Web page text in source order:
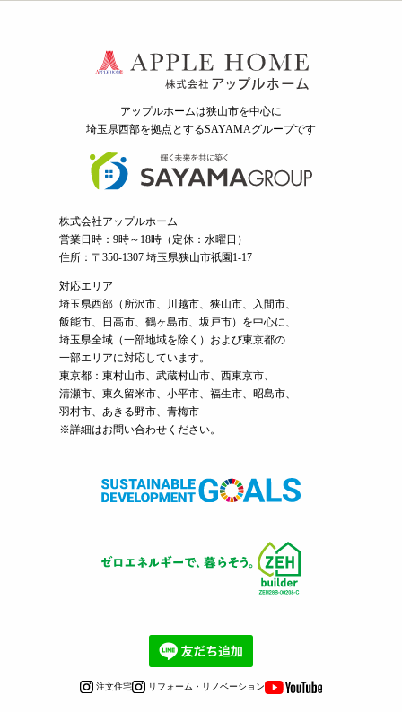
アップルホームは狭山市を中心に
埼玉県西部を拠点とするSAYAMAグループです
株式会社アップルホーム
営業日時：9時～18時（定休：水曜日）
住所：〒350-1307 埼玉県狭山市祇園1-17
対応エリア
埼玉県西部（ 所沢市、 川越市、狭山市、入間市、
飯能市、日高市、鶴ヶ島市、坂戸市）を中心に、
埼玉県全域（一部地域を除く）および東京都の
一部エリアに対応しています。
東京都：東村山市、武蔵村山市、西東京市、
清瀬市、東久留米市、小平市、福生市、昭島市、
羽村市、あきる野市、青梅市
※詳細はお問い合わせください。
注文住宅 リフォーム・リノベーション